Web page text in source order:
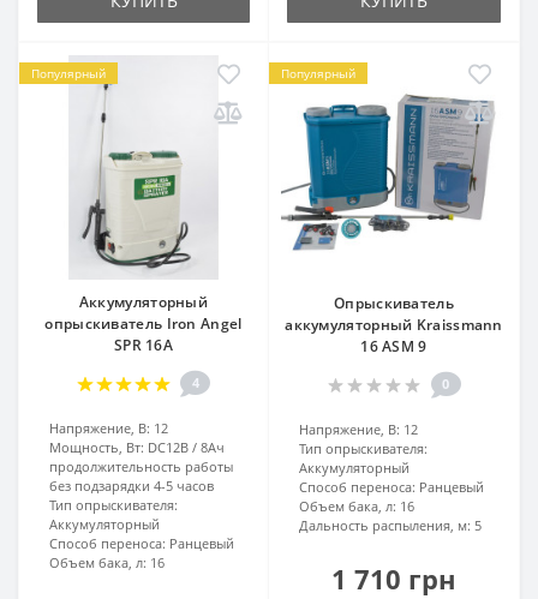
Популярный
Аккумуляторный
опрыскиватель Iron Angel
SPR 16A
4
Напряжение, В: 12
Мощность, Вт: DC12B / 8Aч
продолжительность работы
без подзарядки 4-5 часов
Тип опрыскивателя:
Аккумуляторный
Способ переноса: Ранцевый
Объем бака, л: 16
Популярный
Опрыскиватель
аккумуляторный Kraissmann
16 ASM 9
0
Напряжение, В: 12
Тип опрыскивателя:
Аккумуляторный
Способ переноса: Ранцевый
Объем бака, л: 16
Дальность распыления, м: 5
1 710 грн